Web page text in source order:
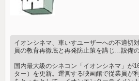
イオンシネマ、車いすユーザーへの不適切
員の教育再徹底と再発防止策を講じ…設備
国内最大級のシネコン「イオンシネマ」が
ター）を更新。運営する映画館で従業員が